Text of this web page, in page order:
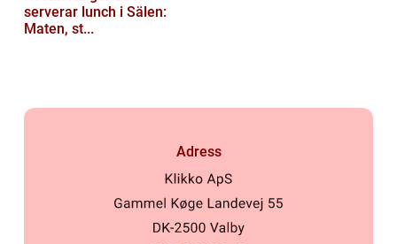
serverar lunch i Sälen:
Maten, st...
Adress